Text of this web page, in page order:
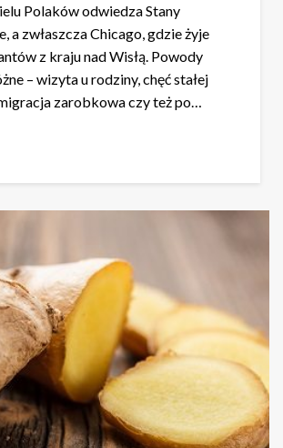
Polaków odwiedza Stany
a zwłaszcza Chicago, gdzie żyje
z kraju nad Wisłą. Powody
– wizyta u rodziny, chęć stałej
zarobkowa czy też po…